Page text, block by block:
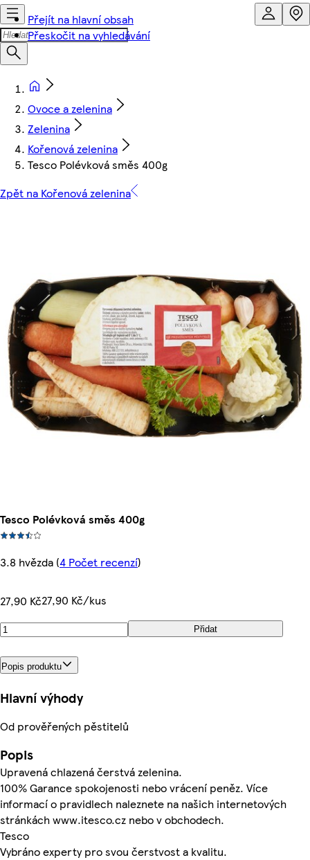
Přejít na hlavní obsah
Přeskočit na vyhledávání
Ovoce a zelenina
Zelenina
Kořenová zelenina
Tesco Polévková směs 400g
Zpět na Kořenová zelenina
Tesco Polévková směs 400g
3.8 hvězda (4 Počet recenzí)
27,90 Kč27,90 Kč/kus
Přidat
Popis produktu
Hlavní výhody
Od prověřených pěstitelů
Popis
Upravená chlazená čerstvá zelenina.
100% Garance spokojenosti nebo vrácení peněz. Více
informací o pravidlech naleznete na našich internetových
stránkách www.itesco.cz nebo v obchodech.
Tesco
Vybráno experty pro svou čerstvost a kvalitu.